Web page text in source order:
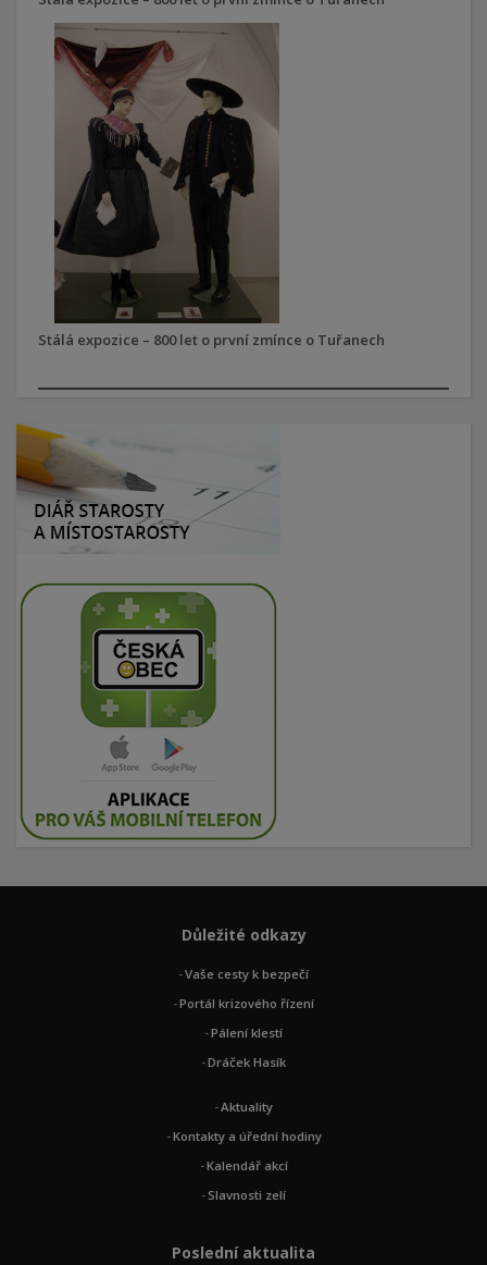
Stálá expozice – 800 let o první zmínce o Tuřanech
Důležité odkazy
Vaše cesty k bezpečí
Portál krizového řízení
Pálení klestí
Dráček Hasík
Aktuality
Kontakty a úřední hodiny
Kalendář akcí
Slavnosti zelí
Poslední aktualita